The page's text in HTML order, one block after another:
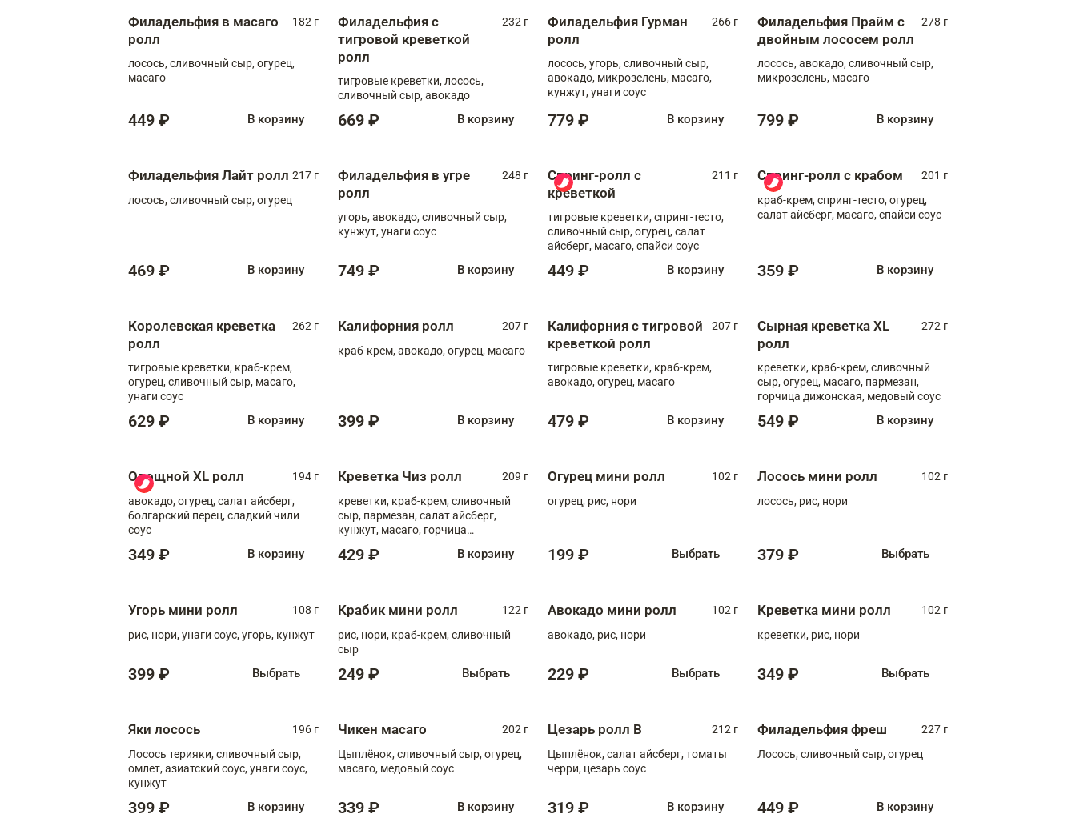
Филадельфия в масаго
ролл
182 г
лосось, сливочный сыр, огурец,
масаго
449 ₽ В корзину
Филадельфия с
тигровой креветкой
ролл
232 г
тигровые креветки, лосось,
сливочный сыр, авокадо
669 ₽ В корзину
Филадельфия Гурман
ролл
266 г
лосось, угорь, сливочный сыр,
авокадо, микрозелень, масаго,
кунжут, унаги соус
779 ₽ В корзину
Филадельфия Прайм с
двойным лососем ролл
278 г
лосось, авокадо, сливочный сыр,
микрозелень, масаго
799 ₽ В корзину
Филадельфия Лайт ролл 217 г
лосось, сливочный сыр, огурец
469 ₽ В корзину
Филадельфия в угре
ролл
248 г
угорь, авокадо, сливочный сыр,
кунжут, унаги соус
749 ₽ В корзину
Спринг-ролл с
креветкой
211 г
тигровые креветки, спринг-тесто,
сливочный сыр, огурец, салат
айсберг, масаго, спайси соус
449 ₽ В корзину
Спринг-ролл с крабом
201 г
краб-крем, спринг-тесто, огурец,
салат айсберг, масаго, спайси соус
359 ₽ В корзину
Королевская креветка
ролл
262 г
тигровые креветки, краб-крем,
огурец, сливочный сыр, масаго,
унаги соус
629 ₽ В корзину
Калифорния ролл
207 г
краб-крем, авокадо, огурец, масаго
399 ₽ В корзину
Калифорния с тигровой
креветкой ролл
207 г
тигровые креветки, краб-крем,
авокадо, огурец, масаго
479 ₽ В корзину
Сырная креветка XL
ролл
272 г
креветки, краб-крем, сливочный
сыр, огурец, масаго, пармезан,
горчица дижонская, медовый соус
549 ₽ В корзину
Овощной XL ролл
194 г
авокадо, огурец, салат айсберг,
болгарский перец, сладкий чили
соус
349 ₽ В корзину
Креветка Чиз ролл
209 г
креветки, краб-крем, сливочный
сыр, пармезан, салат айсберг,
кунжут, масаго, горчица
429 ₽ В корзину
Огурец мини ролл
102 г
огурец, рис, нори
199 ₽ Выбрать
Лосось мини ролл
102 г
лосось, рис, нори
379 ₽ Выбрать
Угорь мини ролл
108 г
рис, нори, унаги соус, угорь, кунжут
399 ₽ Выбрать
Крабик мини ролл
122 г
рис, нори, краб-крем, сливочный
сыр
249 ₽ Выбрать
Авокадо мини ролл
102 г
авокадо, рис, нори
229 ₽ Выбрать
Креветка мини ролл
102 г
креветки, рис, нори
349 ₽ Выбрать
Яки лосось
196 г
Лосось терияки, сливочный сыр,
омлет, азиатский соус, унаги соус,
кунжут
399 ₽ В корзину
Чикен масаго
202 г
Цыплёнок, сливочный сыр, огурец,
масаго, медовый соус
339 ₽ В корзину
Цезарь ролл В
212 г
Цыплёнок, салат айсберг, томаты
черри, цезарь соус
319 ₽ В корзину
Филадельфия фреш
227 г
Лосось, сливочный сыр, огурец
449 ₽ В корзину